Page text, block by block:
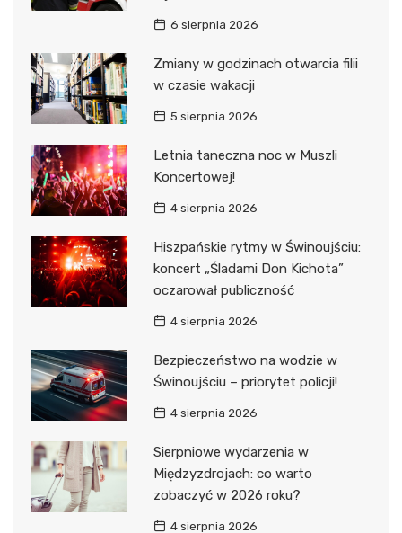
6 sierpnia 2026
Zmiany w godzinach otwarcia filii
w czasie wakacji
5 sierpnia 2026
Letnia taneczna noc w Muszli
Koncertowej!
4 sierpnia 2026
Hiszpańskie rytmy w Świnoujściu:
koncert „Śladami Don Kichota”
oczarował publiczność
4 sierpnia 2026
Bezpieczeństwo na wodzie w
Świnoujściu – priorytet policji!
4 sierpnia 2026
Sierpniowe wydarzenia w
Międzyzdrojach: co warto
zobaczyć w 2026 roku?
4 sierpnia 2026